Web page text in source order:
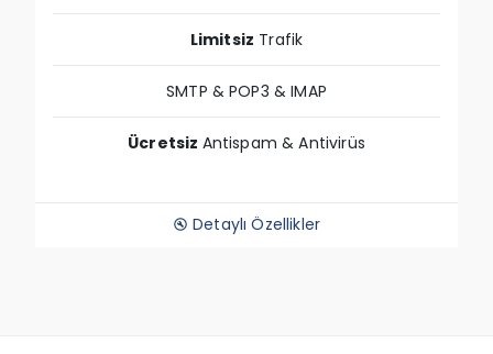
Limitsiz Trafik
SMTP & POP3 & IMAP
Ücretsiz Antispam & Antivirüs
build_circle Detaylı Özellikler